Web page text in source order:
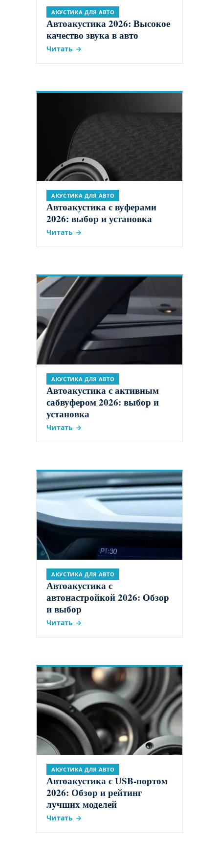
АКУСТИКА ДЛЯ АВТО
Автоакустика 2026: Высокое
качество звука в авто
Читать →
АКУСТИКА ДЛЯ АВТО
Автоакустика с вуферами
2026: выбор и установка
Читать →
АКУСТИКА ДЛЯ АВТО
Автоакустика с активным
сабвуфером 2026: выбор и
установка
Читать →
АКУСТИКА ДЛЯ АВТО
Автоакустика с
автонастройкой 2026: Обзор
и выбор
Читать →
АКУСТИКА ДЛЯ АВТО
Автоакустика с USB-портом
2026: Обзор и рейтинг
лучших моделей
Читать →